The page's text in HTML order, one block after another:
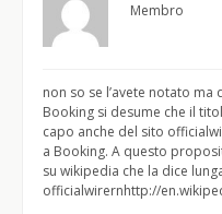
Membro
non so se l’avete notato
Booking si desume che il
capo anche del sito
a Booking. A questo
su wikipedia che la dice
officialwirernhttp://